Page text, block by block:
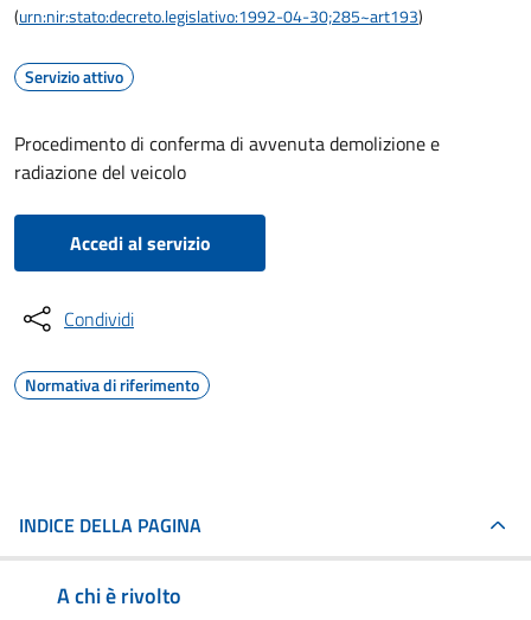
(urn:nir:stato:decreto.legislativo:1992-04-30;285~art193)
Servizio attivo
Procedimento di conferma di avvenuta demolizione e
radiazione del veicolo
Accedi al servizio
Condividi
Normativa di riferimento
INDICE DELLA PAGINA
A chi è rivolto